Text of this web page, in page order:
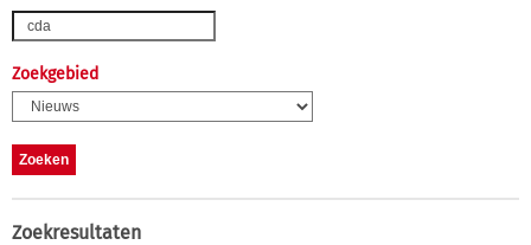
Zoekgebied
Zoekresultaten